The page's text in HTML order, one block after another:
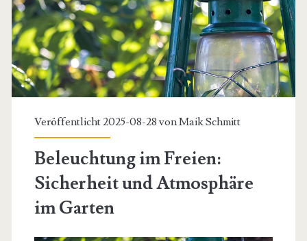
Veröffentlicht 2025-08-28 vonMaik Schmitt
Beleuchtung im Freien:
Sicherheit und Atmosphäre
im Garten